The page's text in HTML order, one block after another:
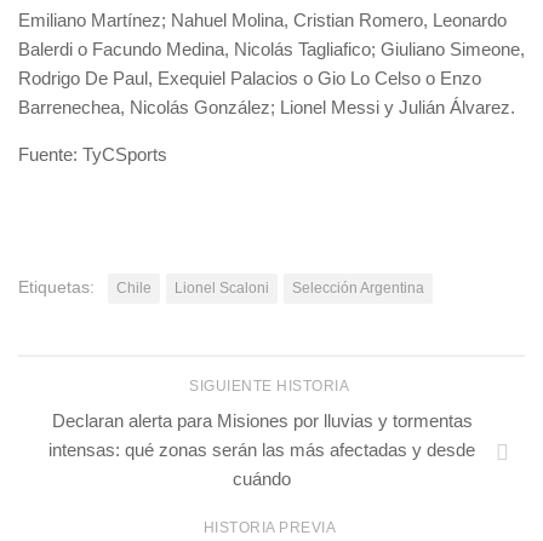
Emiliano Martínez; Nahuel Molina, Cristian Romero, Leonardo
Balerdi o Facundo Medina, Nicolás Tagliafico; Giuliano Simeone,
Rodrigo De Paul, Exequiel Palacios o Gio Lo Celso o Enzo
Barrenechea, Nicolás González; Lionel Messi y Julián Álvarez.
Fuente: TyCSports
Etiquetas: Chile Lionel Scaloni Selección Argentina
SIGUIENTE HISTORIA
Declaran alerta para Misiones por lluvias y tormentas
intensas: qué zonas serán las más afectadas y desde
cuándo
HISTORIA PREVIA